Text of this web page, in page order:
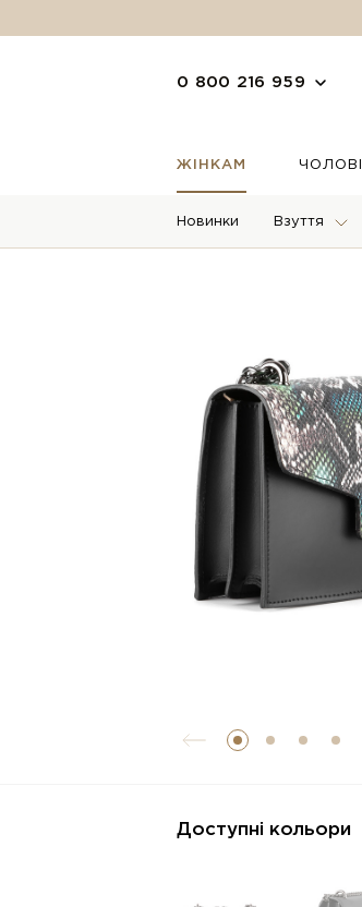
0 800 216 959
ЖІНКАМ
Новинки Взуття
Доступні кольори